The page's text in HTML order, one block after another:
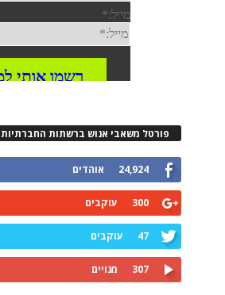
פורטל משאבי אנוש ברשתות החברתיות
24,924 אוהדים
300 עוקבים
47 עוקבים
307 מנויים